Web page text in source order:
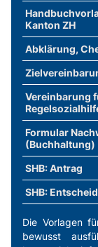
Sozialhilfe?
SKOS-RL,
Kanton ZH
Abklärung,
Vereinbarung
Formular
(Buchhaltung)
SHB: Antrag
SHB:
Die Vorlagen
bewusst